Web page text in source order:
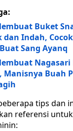
Buket
dan Indah,
Sang Ayanq
Nagasari
Manisnya Buah
tips dan
referensi